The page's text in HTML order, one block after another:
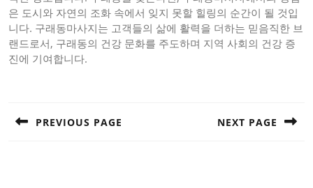
은 도시와 자연의 조화 속에서 잊지 못할 힐링의 순간이 될 것입
니다. 구래동마사지는 고객들의 삶에 활력을 더하는 믿음직한 브
랜드로서, 구래동의 건강 문화를 주도하며 지역 사회의 건강 증
진에 기여합니다.
PREVIOUS PAGE NEXT PAGE